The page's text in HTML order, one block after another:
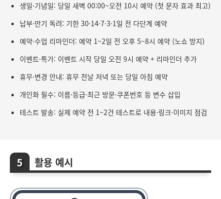
생일·기념일: 당일 새벽 00:00~오전 10시 예약 (첫 문자 효과 최고)
납부·만기 독려: 기한 30·14·7·3·1일 전 다단계 예약
예약·수업 리마인더: 예약 1~2일 전 오후 5~8시 예약 (노쇼 방지)
이벤트·특가: 이벤트 시작 당일 오전 9시 예약 + 리마인더 추가
휴무·변경 안내: 휴무 전날 저녁 또는 당일 아침 예약
개인화 필수: 이름·등급·최근 방문·쿠폰번호 등 변수 삽입
테스트 발송: 실제 예약 전 1~2건 테스트로 내용·링크·이미지 점검
활용 예시